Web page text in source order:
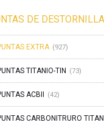
DE
EXTRA (927)
TITANIO-TIN (73)
ACBII (42)
CARBONITRURO